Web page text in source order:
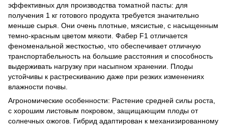
эффективных для производства томатной пасты: для
получения 1 кг готового продукта требуется значительно
меньше сырья. Они очень плотные, мясистые, с насыщенным
темно-красным цветом мякоти. Фабер F1 отличается
феноменальной жесткостью, что обеспечивает отличную
транспортабельность на большие расстояния и способность
выдерживать нагрузку при насыпном хранении. Плоды
устойчивы к растрескиванию даже при резких изменениях
влажности почвы.
Агрономические особенности: Растение средней силы роста,
с хорошим листовым покровом, защищающим плоды от
солнечных ожогов. Гибрид адаптирован к механизированному